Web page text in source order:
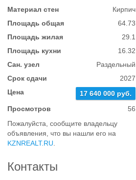
Материал стен
Кирпич
Площадь общая
64.73
Площадь жилая
29.1
Площадь кухни
16.32
Сан. узел
Раздельный
Срок сдачи
2027
Цена
17 640 000 руб.
Просмотров
56
Пожалуйста, сообщите владельцу
объявления, что вы нашли его на
KZNREALT.RU
Контакты